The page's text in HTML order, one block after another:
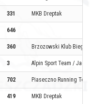
331 MKB Dreptak
646
360 Brzozowski Klub
3 Alpin Sport Team /
702 Piaseczno Running Team
419 MKB Dreptak